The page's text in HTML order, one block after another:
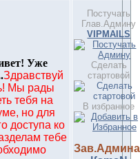
Уже
Здравствуй
Мы рады
тебя на
но для
доступа ко
тебе
Постучать
Глав.Админу
VIPMAILS
Сделать
стартовой
В избранное